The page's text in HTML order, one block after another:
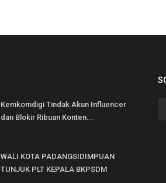
Kemkomdigi Tindak Akun Influencer
dan Blokir Ribuan Konten...
WALI KOTA PADANGSIDIMPUAN
TUNJUK PLT KEPALA BKPSDM